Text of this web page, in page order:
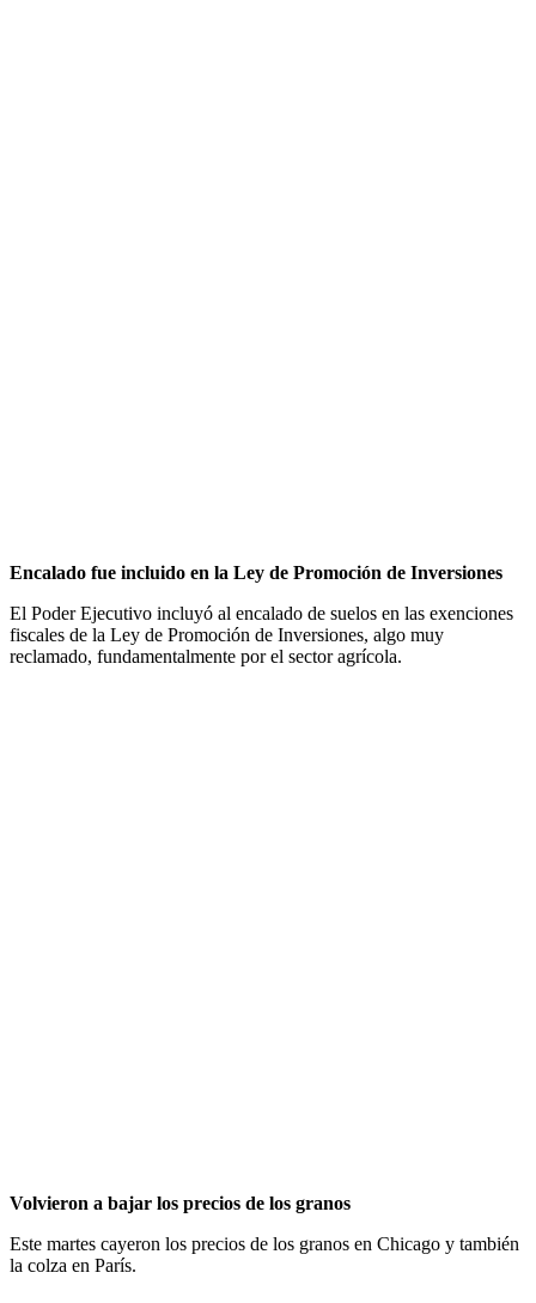
Encalado fue incluido en la Ley de Promoción de Inversiones
El Poder Ejecutivo incluyó al encalado de suelos en las exenciones
fiscales de la Ley de Promoción de Inversiones, algo muy
reclamado, fundamentalmente por el sector agrícola.
Volvieron a bajar los precios de los granos
Este martes cayeron los precios de los granos en Chicago y también
la colza en París.